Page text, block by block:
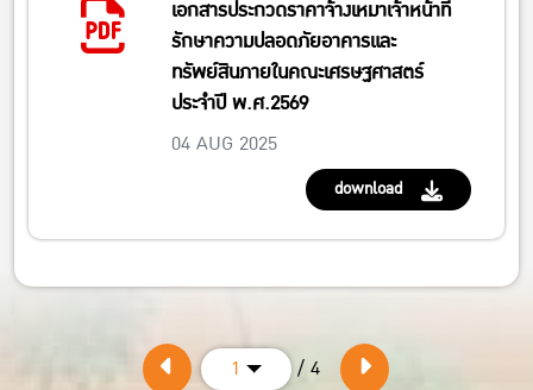
เอกสารประกวดราคาจ้างเหมาเจ้าหน้าที่
รักษาความปลอดภัยอาคารและ
ทรัพย์สินภายในคณะเศรษฐศาสตร์
ประจำปี พ.ศ.2569
04 AUG 2025
download
1 / 4